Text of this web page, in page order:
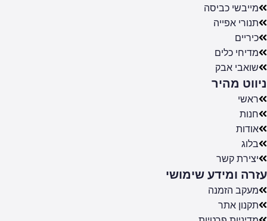
מייבשי כביסה
תנורי אפייה
כיריים
מדיחי כלים
שואבי אבק
ניווט מהיר
ראשי
חנות
אודות
בלוג
יצירת קשר
עזרה ומידע שימושי
מעקב הזמנה
תקנון אתר